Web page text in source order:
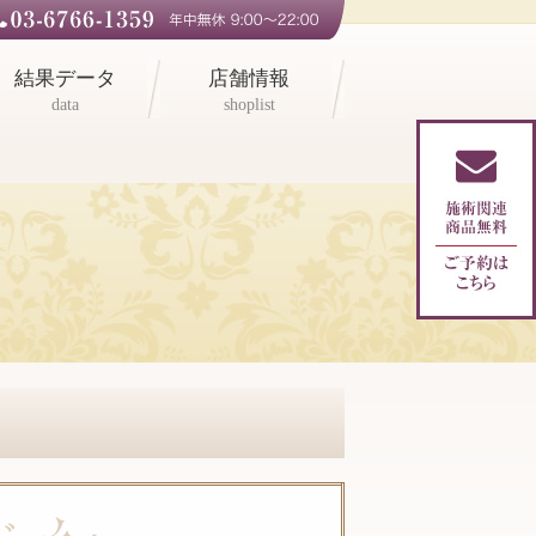
結果データ
data
店舗情報
shoplist